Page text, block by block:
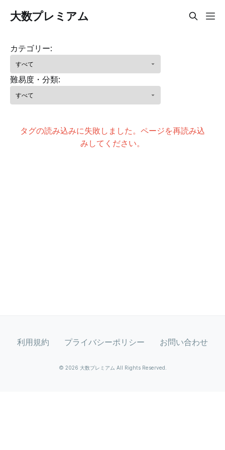
大数プレミアム
カテゴリー:
難易度・分類:
タグの読み込みに失敗しました。ページを再読み込
みしてください。
利用規約 プライバシーポリシー お問い合わせ
© 2026 大数プレミアム All Rights Reserved.